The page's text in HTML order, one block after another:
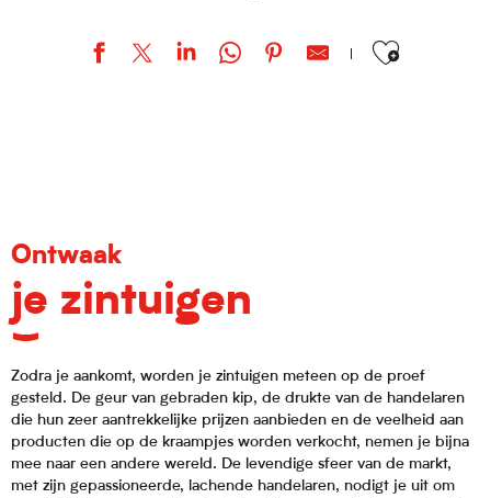
Ajouter aux
Ontwaak
je zintuigen
Zodra je aankomt, worden je zintuigen meteen op de proef
gesteld. De geur van gebraden kip, de drukte van de handelaren
die hun zeer aantrekkelijke prijzen aanbieden en de veelheid aan
producten die op de kraampjes worden verkocht, nemen je bijna
mee naar een andere wereld. De levendige sfeer van de markt,
met zijn gepassioneerde, lachende handelaren, nodigt je uit om